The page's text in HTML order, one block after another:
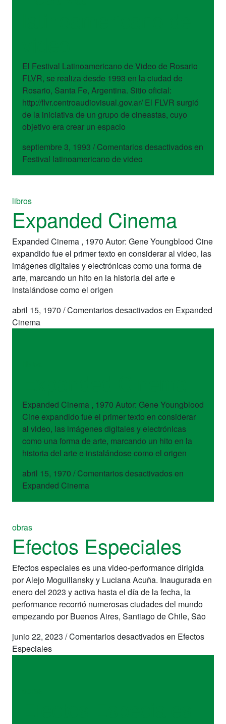
El Festival Latinoamericano de Video de Rosario
FLVR, se realiza desde 1993 en la ciudad de
Rosario, Santa Fe, Argentina. Sitio oficial:
http://flvr.centroaudiovisual.gov.ar/ El FLVR surgió
de la iniciativa de un grupo de cineastas, cuyo
objetivo era crear un espacio
septiembre 3, 1993 / Comentarios desactivadosen
Festival latinoamericano de video
libros
Expanded Cinema
Expanded Cinema , 1970 Autor: Gene Youngblood Cine
expandido fue el primer texto en considerar al video, las
imágenes digitales y electrónicas como una forma de
arte, marcando un hito en la historia del arte e
instalándose como el origen
abril 15, 1970 /Comentarios desactivadosen Expanded
Cinema
Expanded Cinema , 1970 Autor: Gene Youngblood
Cine expandido fue el primer texto en considerar
al video, las imágenes digitales y electrónicas
como una forma de arte, marcando un hito en la
historia del arte e instalándose como el origen
abril 15, 1970 / Comentarios desactivadosen
Expanded Cinema
obras
Efectos Especiales
Efectos especiales es una video-performance dirigida
por Alejo Moguillansky y Luciana Acuña. Inaugurada en
enero del 2023 y activa hasta el día de la fecha, la
performance recorrió numerosas ciudades del mundo
empezando por Buenos Aires, Santiago de Chile, São
junio 22, 2023 /Comentarios desactivadosen Efectos
Especiales